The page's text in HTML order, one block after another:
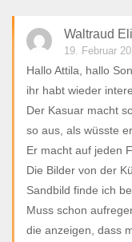
Waltraud
19. Februar
Hallo Attila, hallo
ihr habt wieder
Der Kasuar macht
so aus, als wüsste
Er macht auf jeden
Die Bilder von der
Sandbild finde ich
Muss schon
die anzeigen, dass